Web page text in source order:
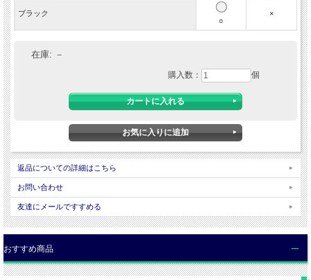
・両サイドの裾部分にシルエット調節用ボタンを配備
・前開き仕立て
素材
本体：ポリエステル100％
MADE IN CHINA
平置き実寸サイズ
サイズ 胸囲 着丈 肩幅 袖丈
M 108cm 68cm 47cm 24cm
L 112cm 70cm 49cm 24cm
■サイズについて
・サイズは当店実寸サイズです。タグの表記とは異なる場合があります。
ズ表と比較してご検討ください。
・当店で表示している採寸は、各アイテム・各サイズごとに代表一点を抜き出し採
寸しています。
ブラック
○
×
在庫: －
購入数： 個
返品についての詳細はこちら
お問い合わせ
友達にメールですすめる
おすすめ商品